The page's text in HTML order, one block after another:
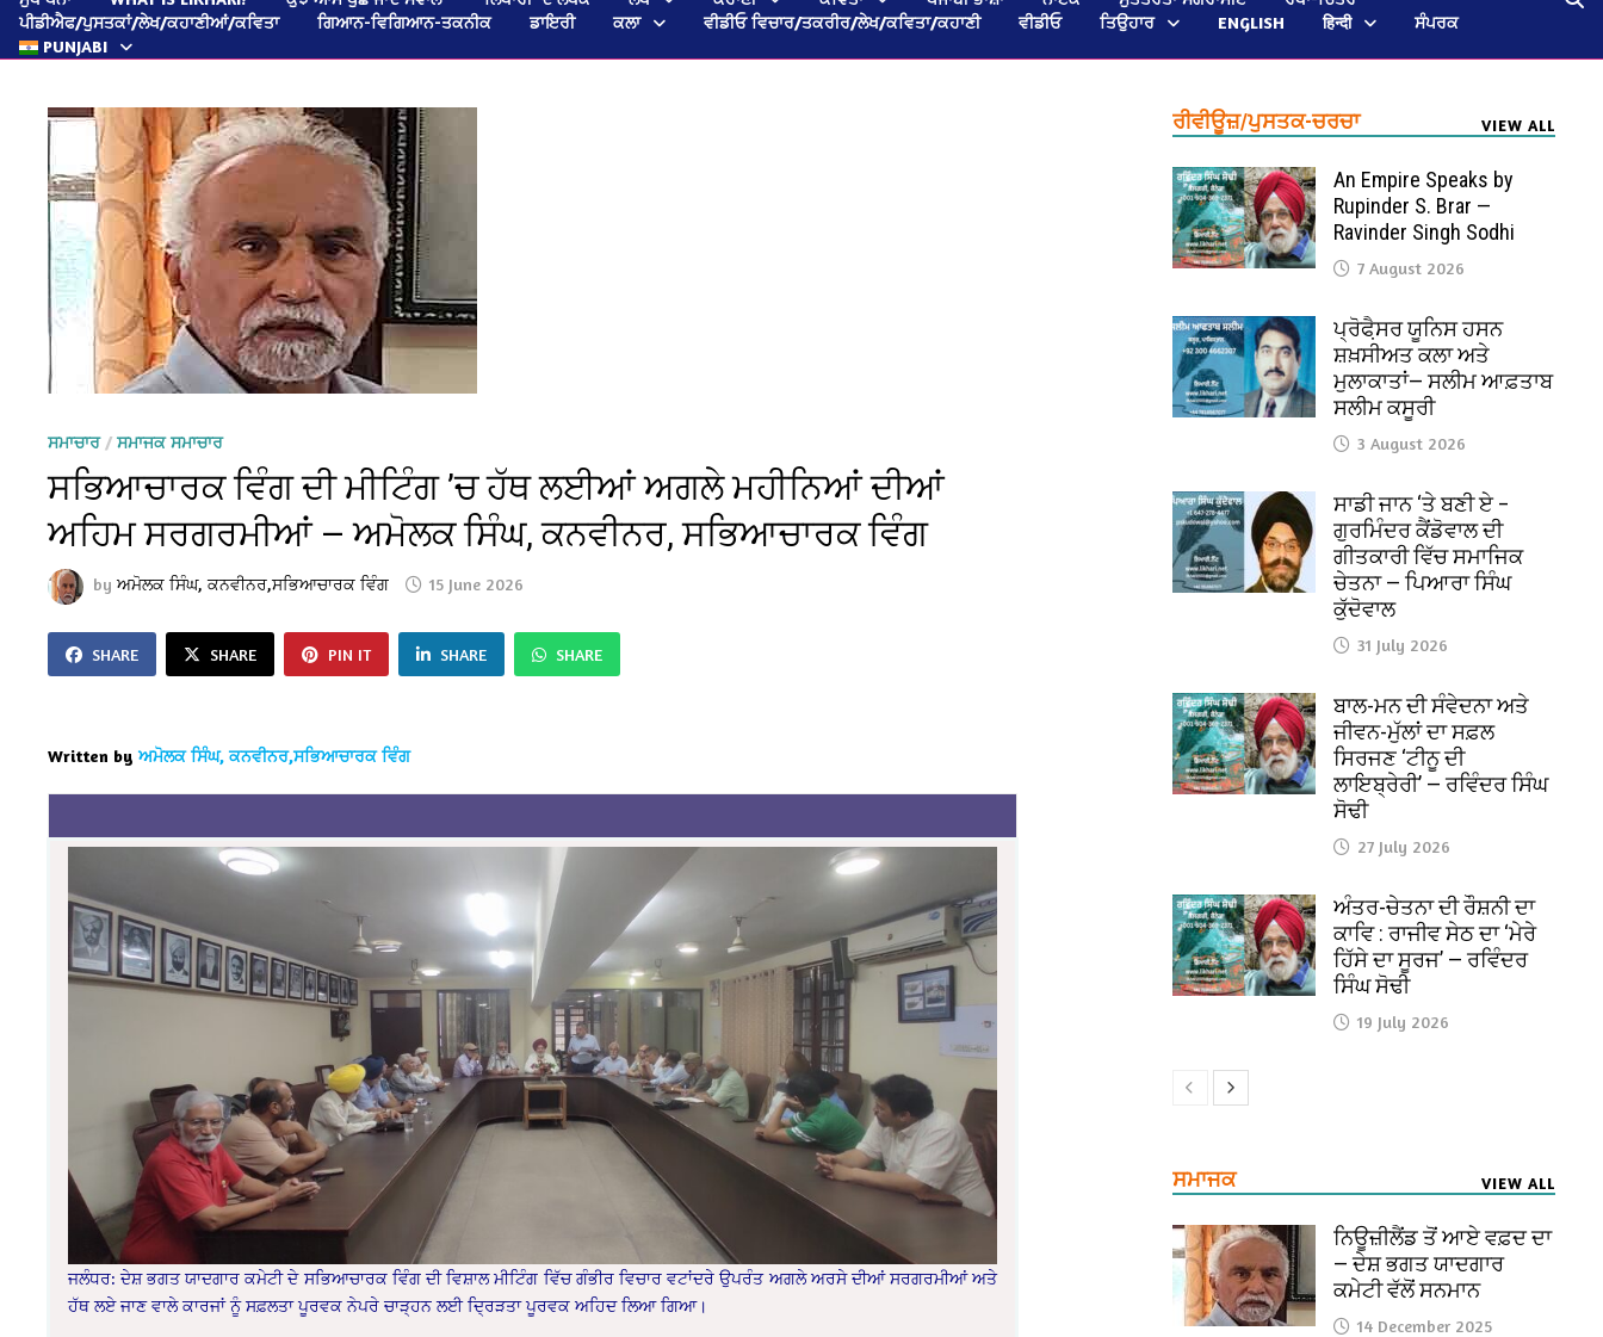
ਪੀਡੀਐਫ/ਪੁਸਤਕਾਂ/ਲੇਖ/ਕਹਾਣੀਆਂ/ਕਵਿਤਾ
ਗਿਆਨ-ਵਿਗਿਆਨ-ਤਕਨੀਕ ਡਾਇਰੀ ਕਲਾ ਵੀਡੀਓ ਵਿਚਾਰ/ਤਕਰੀਰ/ਲੇਖ/ਕਵਿਤਾ/ਕਹਾਣੀ ਵੀਡੀਓ ਤਿਉਹਾਰ ENGLISH हिन्दी
ਸੰਪਰਕ
PUNJABI
ਸਮਾਚਾਰ/ਸਮਾਜਕ ਸਮਾਚਾਰ
ਸਭਿਆਚਾਰਕ ਵਿੰਗ ਦੀ ਮੀਟਿੰਗ ’ਚ ਹੱਥ ਲਈਆਂ ਅਗਲੇ ਮਹੀਨਿਆਂ ਦੀਆਂ
ਅਹਿਮ ਸਰਗਰਮੀਆਂ — ਅਮੋਲਕ ਸਿੰਘ, ਕਨਵੀਨਰ, ਸਭਿਆਚਾਰਕ ਵਿੰਗ
byਅਮੋਲਕ ਸਿੰਘ, ਕਨਵੀਨਰ,ਸਭਿਆਚਾਰਕ ਵਿੰਗ 15 June 2026
SHARE SHARE PIN IT SHARE SHARE
Written by ਅਮੋਲਕ ਸਿੰਘ, ਕਨਵੀਨਰ,ਸਭਿਆਚਾਰਕ ਵਿੰਗ
ਜਲੰਧਰ: ਦੇਸ਼ ਭਗਤ ਯਾਦਗਾਰ ਕਮੇਟੀ ਦੇ ਸਭਿਆਚਾਰਕ ਵਿੰਗ ਦੀ ਵਿਸ਼ਾਲ ਮੀਟਿੰਗ ਵਿੱਚ ਗੰਭੀਰ ਵਿਚਾਰ ਵਟਾਂਦਰੇ ਉਪਰੰਤ ਅਗਲੇ ਅਰਸੇ ਦੀਆਂ ਸਰਗਰਮੀਆਂ ਅਤੇ
ਹੱਥ ਲਏ ਜਾਣ ਵਾਲੇ ਕਾਰਜਾਂ ਨੂੰ ਸਫ਼ਲਤਾ ਪੂਰਵਕ ਨੇਪਰੇ ਚਾੜ੍ਹਨ ਲਈ ਦ੍ਰਿੜਤਾ ਪੂਰਵਕ ਅਹਿਦ ਲਿਆ ਗਿਆ।
ਰੀਵੀਊਜ਼/ਪੁਸਤਕ-ਚਰਚਾ VIEW ALL
An Empire Speaks by
Rupinder S. Brar —
Ravinder Singh Sodhi
7 August 2026
ਪ੍ਰੋਫੈ਼ਸਰ ਯੂਨਿਸ ਹਸਨ
ਸ਼ਖ਼ਸੀਅਤ ਕਲਾ ਅਤੇ
ਮੁਲਾਕਾਤਾਂ— ਸਲੀਮ ਆਫ਼ਤਾਬ
ਸਲੀਮ ਕਸੂਰੀ
3 August 2026
ਸਾਡੀ ਜਾਨ ‘ਤੇ ਬਣੀ ਏ –
ਗੁਰਮਿੰਦਰ ਕੈਂਡੋਵਾਲ ਦੀ
ਗੀਤਕਾਰੀ ਵਿੱਚ ਸਮਾਜਿਕ
ਚੇਤਨਾ — ਪਿਆਰਾ ਸਿੰਘ
ਕੁੱਦੋਵਾਲ
31 July 2026
ਬਾਲ-ਮਨ ਦੀ ਸੰਵੇਦਨਾ ਅਤੇ
ਜੀਵਨ-ਮੁੱਲਾਂ ਦਾ ਸਫ਼ਲ
ਸਿਰਜਣ ‘ਟੀਨੂ ਦੀ
ਲਾਇਬ੍ਰੇਰੀ’ — ਰਵਿੰਦਰ ਸਿੰਘ
ਸੋਢੀ
27 July 2026
ਅੰਤਰ-ਚੇਤਨਾ ਦੀ ਰੌਸ਼ਨੀ ਦਾ
ਕਾਵਿ : ਰਾਜੀਵ ਸੇਠ ਦਾ ‘ਮੇਰੇ
ਹਿੱਸੇ ਦਾ ਸੂਰਜ’ — ਰਵਿੰਦਰ
ਸਿੰਘ ਸੋਢੀ
19 July 2026
ਸਮਾਜਕ VIEW ALL
ਨਿਊਜ਼ੀਲੈਂਡ ਤੋਂ ਆਏ ਵਫ਼ਦ ਦਾ
— ਦੇਸ਼ ਭਗਤ ਯਾਦਗਾਰ
ਕਮੇਟੀ ਵੱਲੋਂ ਸਨਮਾਨ
14 December 2025